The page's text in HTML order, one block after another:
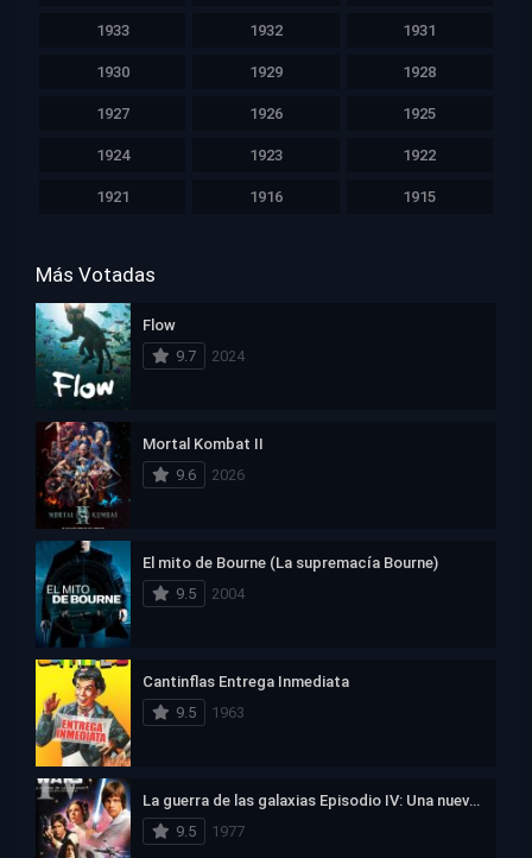
1933 1932 1931
1930 1929 1928
1927 1926 1925
1924 1923 1922
1921 1916 1915
Más Votadas
Flow
9.7
2024
Mortal Kombat II
9.6
2026
El mito de Bourne (La supremacía Bourne)
9.5
2004
Cantinflas Entrega Inmediata
9.5
1963
La guerra de las galaxias Episodio IV: Una nueva esperanza
9.5
1977